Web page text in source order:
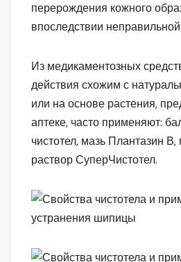
перерождения кожного
впоследствии
Из медикаментозных
действия схожим с
или на основе растения,
аптеке, часто применяют:
чистотел, мазь Плантазин В,
раствор СуперЧистотел.